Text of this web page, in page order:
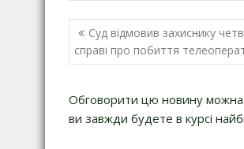
Навігація
записів
Суд відмовив захиснику
справі про побиття
Обговорити цю новину можна
ви завжди будете в курсі